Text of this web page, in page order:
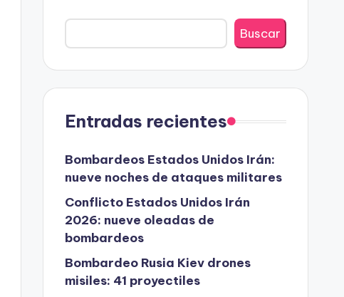
Buscar
Entradas recientes
Bombardeos Estados Unidos Irán:
nueve noches de ataques militares
Conflicto Estados Unidos Irán
2026: nueve oleadas de
bombardeos
Bombardeo Rusia Kiev drones
misiles: 41 proyectiles